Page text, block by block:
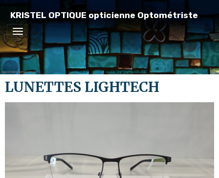
KRISTEL OPTIQUE opticienne Optométriste
LUNETTES LIGHTECH